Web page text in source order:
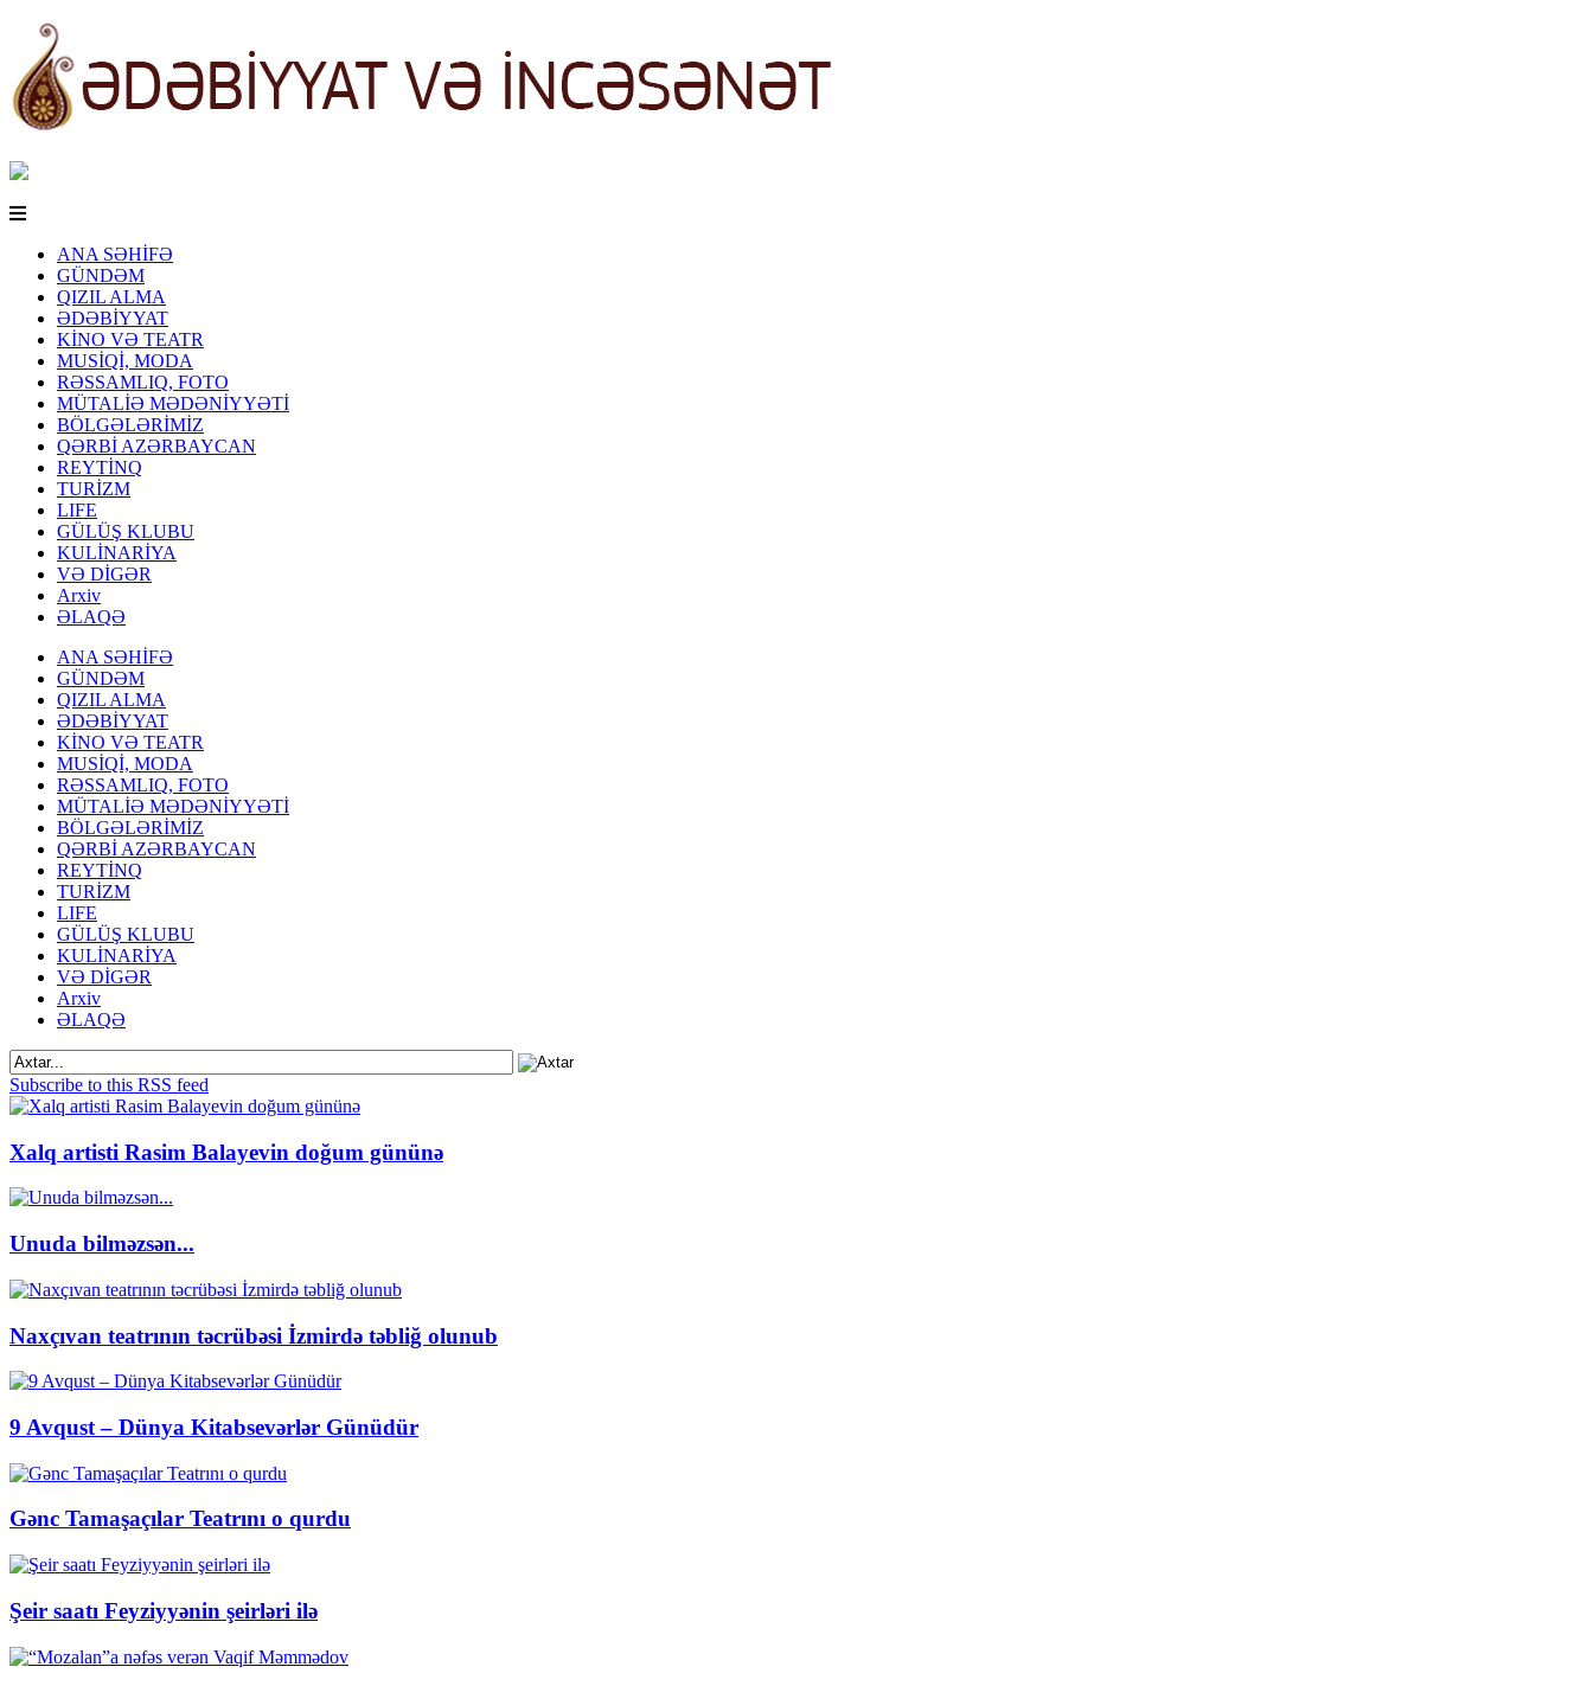
ANA SƏHİFƏ
GÜNDƏM
QIZIL ALMA
ƏDƏBİYYAT
KİNO VƏ TEATR
MUSİQİ, MODA
RƏSSAMLIQ, FOTO
MÜTALİƏ MƏDƏNİYYƏTİ
BÖLGƏLƏRİMİZ
QƏRBİ AZƏRBAYCAN
REYTİNQ
TURİZM
LIFE
GÜLÜŞ KLUBU
KULİNARİYA
VƏ DİGƏR
Arxiv
ƏLAQƏ
ANA SƏHİFƏ
GÜNDƏM
QIZIL ALMA
ƏDƏBİYYAT
KİNO VƏ TEATR
MUSİQİ, MODA
RƏSSAMLIQ, FOTO
MÜTALİƏ MƏDƏNİYYƏTİ
BÖLGƏLƏRİMİZ
QƏRBİ AZƏRBAYCAN
REYTİNQ
TURİZM
LIFE
GÜLÜŞ KLUBU
KULİNARİYA
VƏ DİGƏR
Arxiv
ƏLAQƏ
Subscribe to this RSS feed
Xalq artisti Rasim Balayevin doğum gününə
Unuda bilməzsən...
Naxçıvan teatrının təcrübəsi İzmirdə təbliğ olunub
9 Avqust – Dünya Kitabsevərlər Günüdür
Gənc Tamaşaçılar Teatrını o qurdu
Şeir saatı Feyziyyənin şeirləri ilə